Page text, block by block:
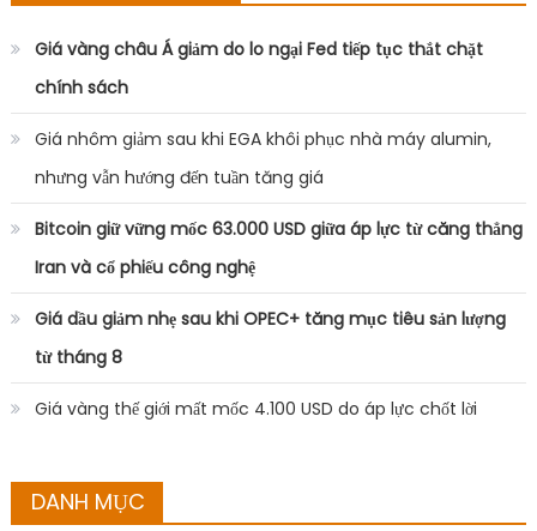
Giá vàng châu Á giảm do lo ngại Fed tiếp tục thắt chặt
chính sách
Giá nhôm giảm sau khi EGA khôi phục nhà máy alumin,
nhưng vẫn hướng đến tuần tăng giá
Bitcoin giữ vững mốc 63.000 USD giữa áp lực từ căng thẳng
Iran và cổ phiếu công nghệ
Giá dầu giảm nhẹ sau khi OPEC+ tăng mục tiêu sản lượng
từ tháng 8
Giá vàng thế giới mất mốc 4.100 USD do áp lực chốt lời
DANH MỤC